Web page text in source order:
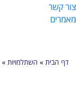
צור קשר
מאמרים
דף הבית » השתלמויות »